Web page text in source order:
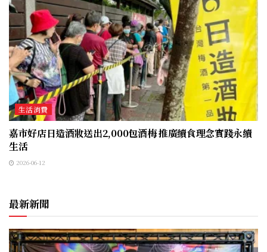
生活消費
嘉市好店日造酒妝送出2,000包酒梅 推廣續食理念實踐永續
生活
2026-06-12
最新新聞